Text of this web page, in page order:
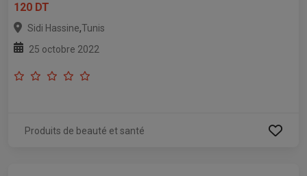
120 DT
Sidi Hassine,Tunis
25 octobre 2022
Produits de beauté et santé